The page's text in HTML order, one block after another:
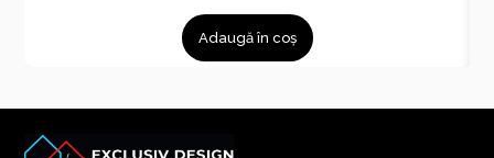
Adaugă în coș